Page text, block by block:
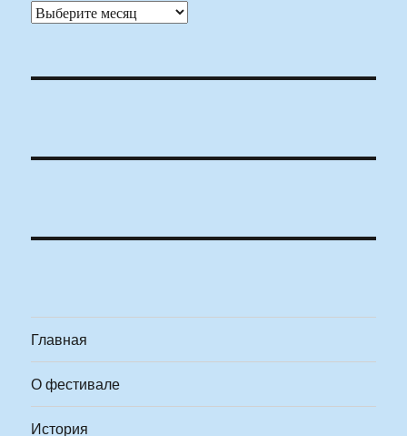
Архивы
Главная
О фестивале
История